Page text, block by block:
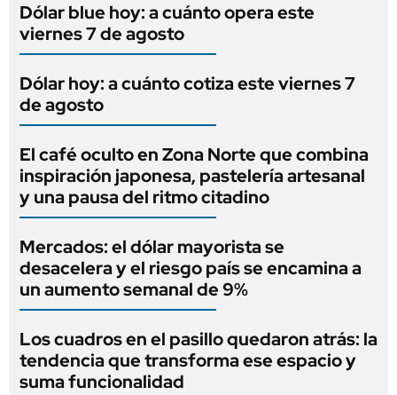
Dólar blue hoy: a cuánto opera este
viernes 7 de agosto
Dólar hoy: a cuánto cotiza este viernes 7
de agosto
El café oculto en Zona Norte que combina
inspiración japonesa, pastelería artesanal
y una pausa del ritmo citadino
Mercados: el dólar mayorista se
desacelera y el riesgo país se encamina a
un aumento semanal de 9%
Los cuadros en el pasillo quedaron atrás: la
tendencia que transforma ese espacio y
suma funcionalidad